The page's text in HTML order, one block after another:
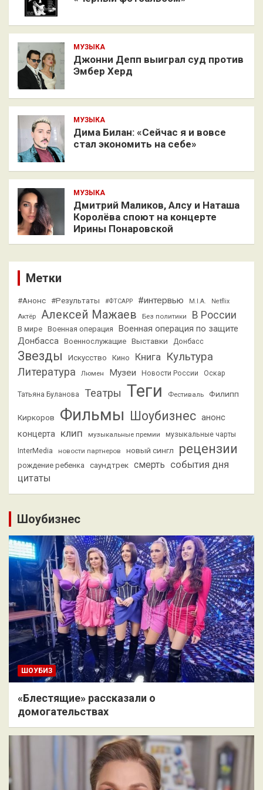
МУЗЫКА
Джонни Депп выиграл суд против
Эмбер Херд
МУЗЫКА
Дима Билан: «Сейчас я и вовсе
стал экономить на себе»
МУЗЫКА
Дмитрий Маликов, Алсу и Наташа
Королёва споют на концерте
Ирины Понаровской
Метки
#Анонс #Результаты #ФТСАРР #интервью M.I.A. Netflix
Актёр Алексей Мажаев Без политики В России
В мире Военная операция
Военная операция по защите
Донбасса
Военнослужащие Выставки Донбасс
Звезды Искусство Кино Книга Культура
Литература Люмен Музеи Новости России Оскар
Татьяна Буланова Театры Теги Фестиваль Филипп
Киркоров Фильмы Шоубизнес анонс
концерта
клип музыкальные премии
музыкальные чарты
InterMedia
новости партнеров новый сингл рецензии
рождение ребенка саундтрек смерть события дня
цитаты
Шоубизнес
ШОУБИЗ
«Блестящие» рассказали о
домогательствах